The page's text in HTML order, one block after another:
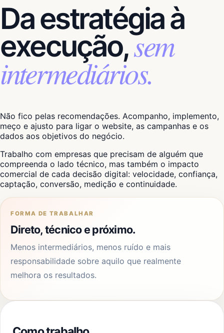
Da estratégia à
execução,sem
intermediários.
Não fico pelas recomendações. Acompanho, implemento,
meço e ajusto para ligar o website, as campanhas e os
dados aos objetivos do negócio.
Trabalho com empresas que precisam de alguém que
compreenda o lado técnico, mas também o impacto
comercial de cada decisão digital: velocidade, confiança,
captação, conversão, medição e continuidade.
FORMA DE TRABALHAR
Direto, técnico e próximo.
Menos intermediários, menos ruído e mais
responsabilidade sobre aquilo que realmente
melhora os resultados.